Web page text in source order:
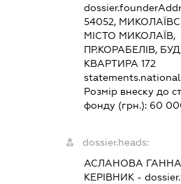
54052,
МІСТО МИКОЛАЇВ,
ПР.КОРАБЕЛІВ,
КВАРТИРА 172
Розмір внеску до
фонду (грн.): 60
dossier.heads:
АСЛАНОВА ГАННА
КЕРІВНИК -